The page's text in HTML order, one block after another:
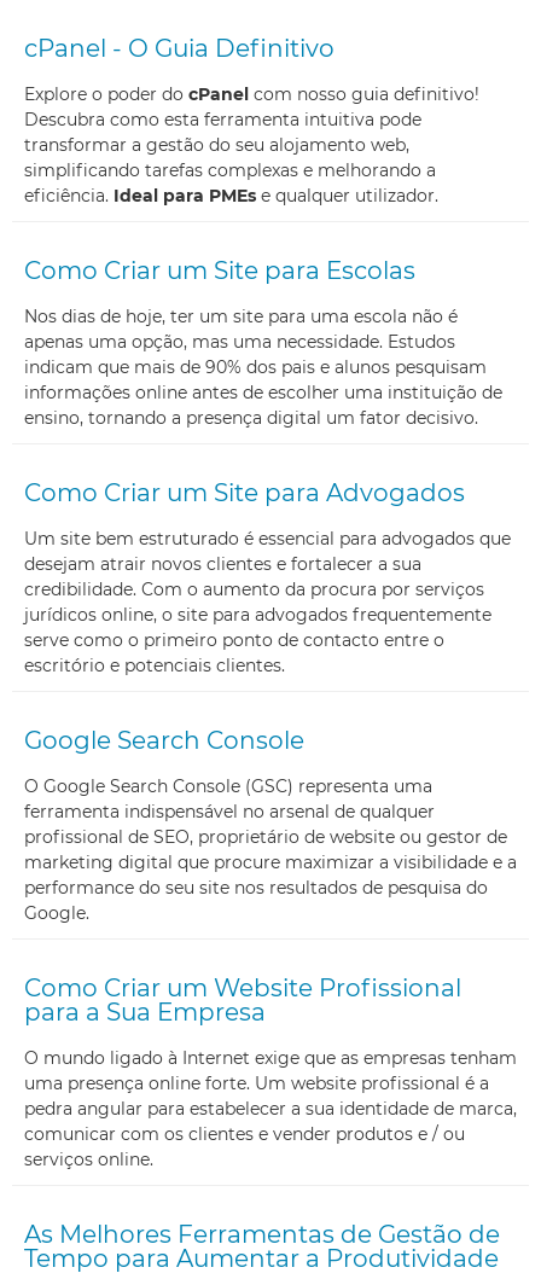
cPanel - O Guia Definitivo
Explore o poder do cPanel com nosso guia definitivo!
Descubra como esta ferramenta intuitiva pode
transformar a gestão do seu alojamento web,
simplificando tarefas complexas e melhorando a
eficiência. Ideal para PMEs e qualquer utilizador.
Como Criar um Site para Escolas
Nos dias de hoje, ter um site para uma escola não é
apenas uma opção, mas uma necessidade. Estudos
indicam que mais de 90% dos pais e alunos pesquisam
informações online antes de escolher uma instituição de
ensino, tornando a presença digital um fator decisivo.
Como Criar um Site para Advogados
Um site bem estruturado é essencial para advogados que
desejam atrair novos clientes e fortalecer a sua
credibilidade. Com o aumento da procura por serviços
jurídicos online, o site para advogados frequentemente
serve como o primeiro ponto de contacto entre o
escritório e potenciais clientes.
Google Search Console
O Google Search Console (GSC) representa uma
ferramenta indispensável no arsenal de qualquer
profissional de SEO, proprietário de website ou gestor de
marketing digital que procure maximizar a visibilidade e a
performance do seu site nos resultados de pesquisa do
Google.
Como Criar um Website Profissional
para a Sua Empresa
O mundo ligado à Internet exige que as empresas tenham
uma presença online forte. Um website profissional é a
pedra angular para estabelecer a sua identidade de marca,
comunicar com os clientes e vender produtos e / ou
serviços online.
As Melhores Ferramentas de Gestão de
Tempo para Aumentar a Produtividade